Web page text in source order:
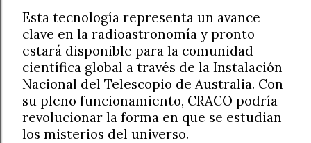
Esta tecnología representa un avance
clave en la radioastronomía y pronto
estará disponible para la comunidad
científica global a través de la Instalación
Nacional del Telescopio de Australia. Con
su pleno funcionamiento, CRACO podría
revolucionar la forma en que se estudian
los misterios del universo.